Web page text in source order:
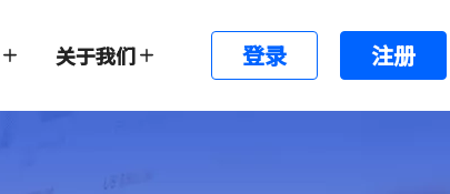
关于我们 登录 注册